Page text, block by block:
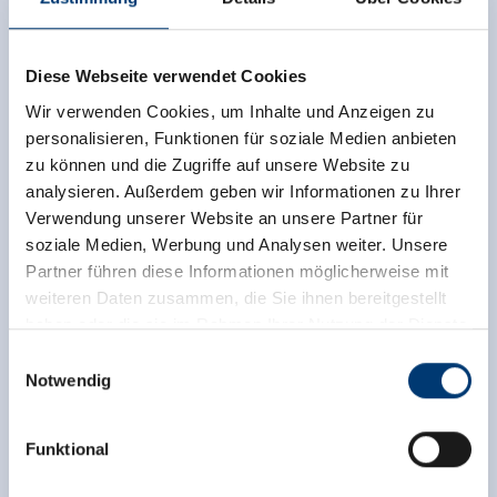
Diese Webseite verwendet Cookies
Wir verwenden Cookies, um Inhalte und Anzeigen zu
personalisieren, Funktionen für soziale Medien anbieten
zu können und die Zugriffe auf unsere Website zu
analysieren. Außerdem geben wir Informationen zu Ihrer
Verwendung unserer Website an unsere Partner für
soziale Medien, Werbung und Analysen weiter. Unsere
Partner führen diese Informationen möglicherweise mit
weiteren Daten zusammen, die Sie ihnen bereitgestellt
haben oder die sie im Rahmen Ihrer Nutzung der Dienste
Rohr 23// A-6280 Zell am Ziller
Notwendig
Funktional
TrustYou collects these ratings and calculates an